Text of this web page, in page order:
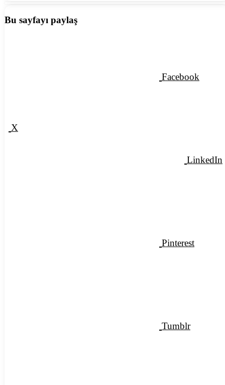
Bu sayfayı paylaş
Facebook
X
LinkedIn
Pinterest
Tumblr